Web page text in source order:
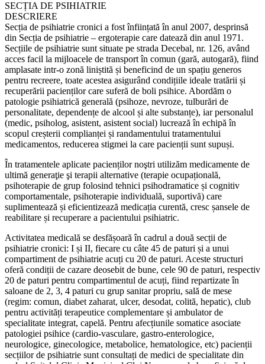
SECȚIA DE PSIHIATRIE
DESCRIERE
Secția de psihiatrie cronici a fost înființată în anul 2007, desprinsă
din Secția de psihiatrie – ergoterapie care datează din anul 1971.
Secțiile de psihiatrie sunt situate pe strada Decebal, nr. 126, având
acces facil la mijloacele de transport în comun (gară, autogară), fiind
amplasate intr-o zonă liniștită și beneficind de un spațiu generos
pentru recreere, toate acestea asigurând condițiile ideale tratării și
recuperării pacienților care suferă de boli psihice. Abordăm o
patologie psihiatrică generală (psihoze, nevroze, tulburări de
personalitate, dependențe de alcool și alte substanțe), iar personalul
(medic, psiholog, asistent, asistent social) lucrează în echipă în
scopul creșterii complianței și randamentului tratamentului
medicamentos, reducerea stigmei la care pacienții sunt supuși.
În tratamentele aplicate pacienților noştri utilizăm medicamente de
ultimă generaţie şi terapii alternative (terapie ocupațională,
psihoterapie de grup folosind tehnici psihodramatice și cognitiv
comportamentale, psihoterapie individuală, suportivă) care
suplimentează și eficientizează medicația curentă, cresc șansele de
reabilitare și recuperare a pacientului psihiatric.
Activitatea medicală se desfășoară în cadrul a două secții de
psihiatrie cronici: I și II, fiecare cu câte 45 de paturi și a unui
compartiment de psihiatrie acuți cu 20 de paturi. Aceste structuri
oferă condiții de cazare deosebit de bune, cele 90 de paturi, respectiv
20 de paturi pentru compartimentul de acuți, fiind repartizate în
saloane de 2, 3, 4 paturi cu grup sanitar propriu, sală de mese
(regim: comun, diabet zaharat, ulcer, desodat, colită, hepatic), club
pentru activități terapeutice complementare și ambulator de
specialitate integrat, capelă. Pentru afecțiunile somatice asociate
patologiei psihice (cardio-vasculare, gastro-enterologice,
neurologice, ginecologice, metabolice, hematologice, etc) pacienții
secțiilor de psihiatrie sunt consultați de medici de specialitate din